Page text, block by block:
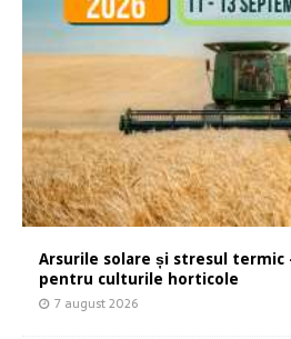
Arsurile solare și stresul termic
pentru culturile horticole
7 august 2026